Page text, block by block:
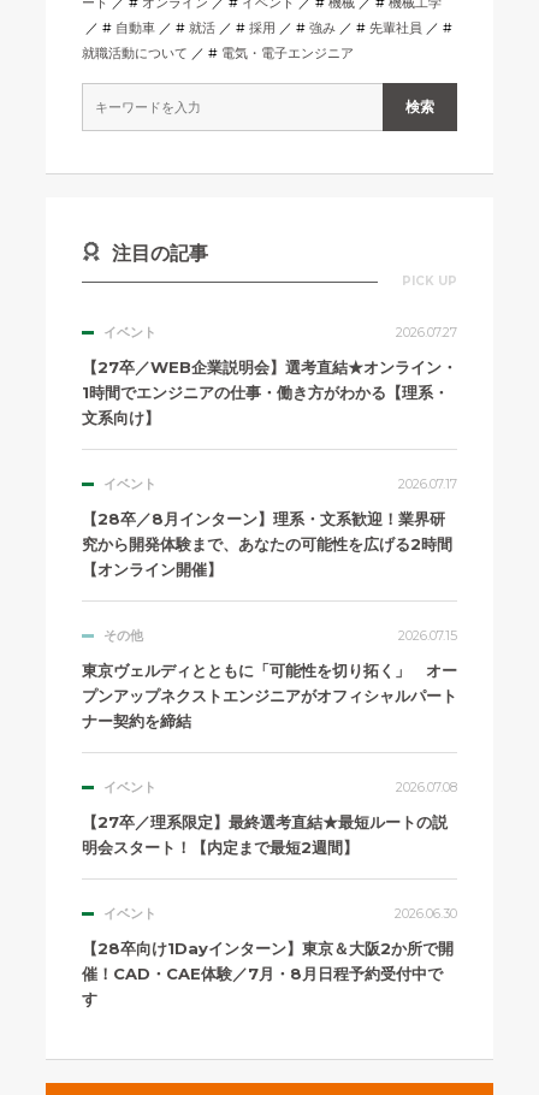
自動車
就活 採用 強み
先輩社員
就職活動について
電気・電子エンジニア
注目の記事
PICK UP
イベント 2026.07.27
【27卒／WEB企業説明会】選考直結★オンライン・
1時間でエンジニアの仕事・働き方がわかる【理系・
文系向け】
イベント 2026.07.17
【28卒／8月インターン】理系・文系歓迎！業界研
究から開発体験まで、あなたの可能性を広げる2時間
【オンライン開催】
その他 2026.07.15
東京ヴェルディとともに「可能性を切り拓く」 オー
プンアップネクストエンジニアがオフィシャルパート
ナー契約を締結
イベント 2026.07.08
【27卒／理系限定】最終選考直結★最短ルートの説
明会スタート！【内定まで最短2週間】
イベント 2026.06.30
【28卒向け1Dayインターン】東京＆大阪2か所で開
催！CAD・CAE体験／7月・8月日程予約受付中で
す